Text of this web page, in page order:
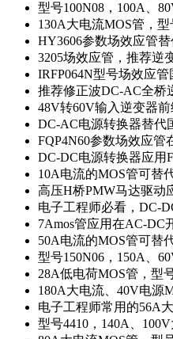
型号100N08，100A、
130A大电流MOS管，
HY3606参数场效应管
3205场效应管，推荐逆
IRFP064N型号场效应
推荐修正波DC-AC全桥
48V转60V输入逆变器
DC-AC电源转换器替代
FQP4N60参数场效应管
DC-DC电源转换器应用
10A电流的MOS管可替
高压H桥PMW马达驱动
电子工程师必看，DC-
7Amos管应用在AC-DC
50A电流的MOS管可替
型号150N06，150A、
28A低电荷MOS管，型
180A大电流、40V电源
电子工程师常用的56A
型号4410，140A、